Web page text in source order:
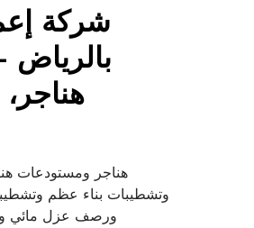
شركة
بالرياض
هناجر ومستودعات
وتشطيبات بناء عظم
ورصف عزل مائي